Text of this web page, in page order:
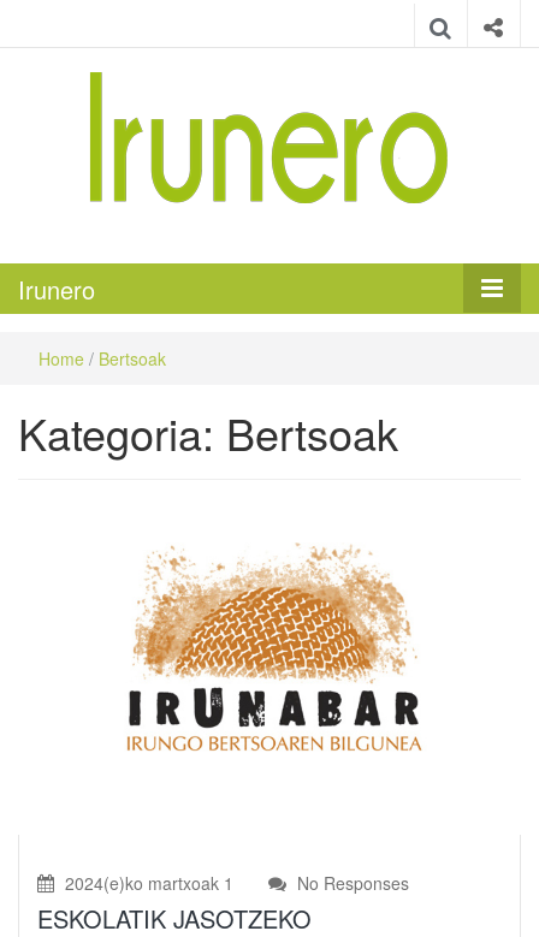
Irunero
Home / Bertsoak
Kategoria: Bertsoak
2024(e)ko martxoak 1 No Responses
ESKOLATIK JASOTZEKO